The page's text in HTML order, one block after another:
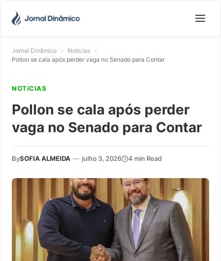
Jornal Dinâmico » Notícias »
Pollon se cala após perder vaga no Senado para Contar
NOTíCIAS
Pollon se cala após perder
vaga no Senado para Contar
BySOFIA ALMEIDA — julho 3, 2026 4 min Read